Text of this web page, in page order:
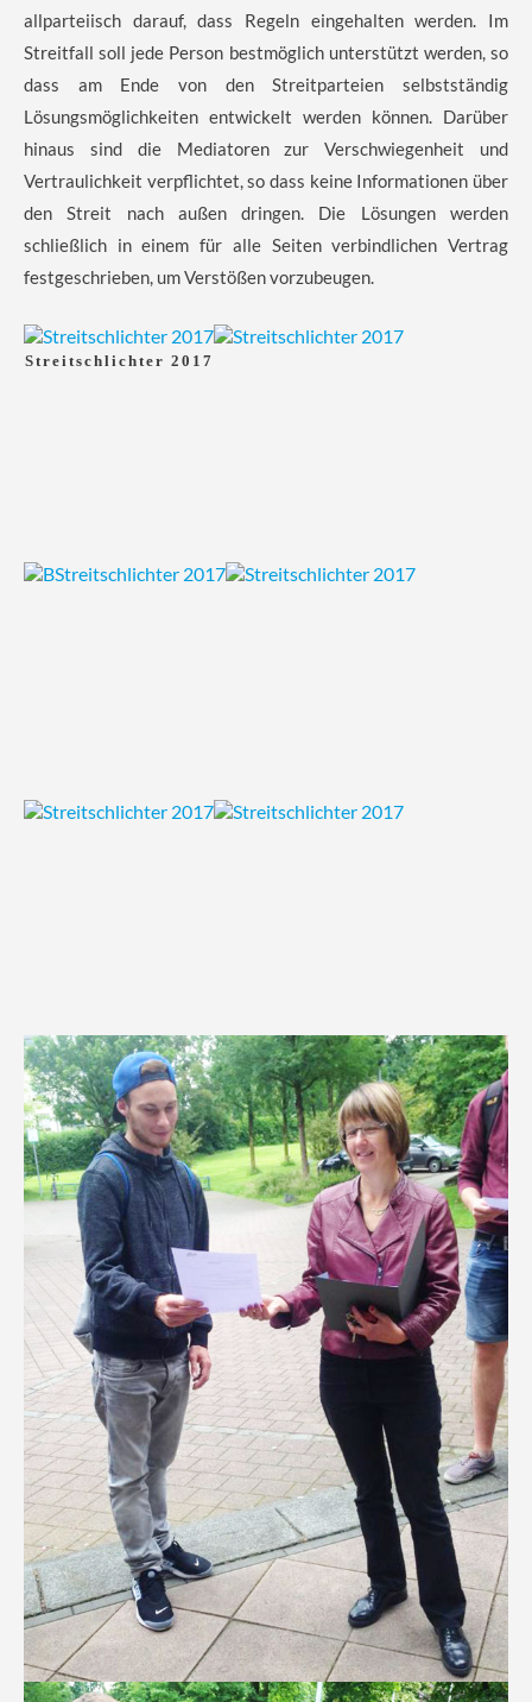
allparteiisch darauf, dass Regeln eingehalten werden. Im
Streitfall soll jede Person bestmöglich unterstützt werden, so
dass am Ende von den Streitparteien selbstständig
Lösungsmöglichkeiten entwickelt werden können. Darüber
hinaus sind die Mediatoren zur Verschwiegenheit und
Vertraulichkeit verpflichtet, so dass keine Informationen über
den Streit nach außen dringen. Die Lösungen werden
schließlich in einem für alle Seiten verbindlichen Vertrag
festgeschrieben, um Verstößen vorzubeugen.
Streitschlichter 2017